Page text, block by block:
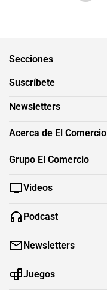
Secciones
Suscríbete
Newsletters
Acerca de El Comercio
Grupo El Comercio
Videos
Podcast
Newsletters
Juegos